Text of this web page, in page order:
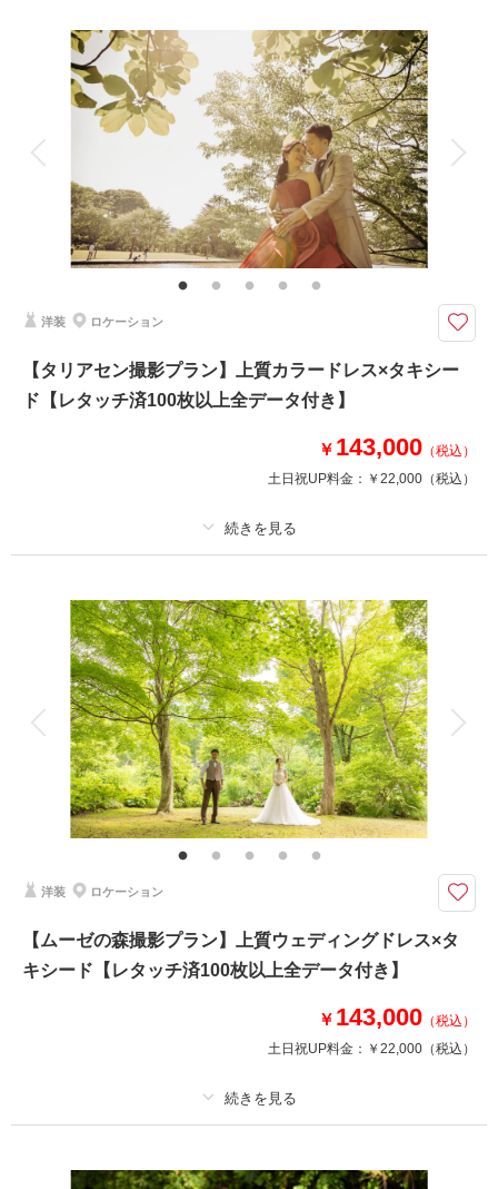
相談予約する
来店・オンライン
撮影日の空き
を確認する
撮影料 新婦衣装1着 新郎衣装1着
着付け ヘアメイク 小物一式
アルバム データ 100 カット 台紙付写真
衣装追加 会食 挙式
家族用衣装レンタル ペットと撮影
その他含むもの
ロケーション申請料金、ロケーション移動費
四季折々の魅力がつまったタリアセン。軽井沢の自然と触れながら思い出を
【プラン詳細（含まれるもの）】 写真撮影料/ 全データレタッチ納品 / ご
請
2022年6月24日
相談予約する
来店・オンライン
撮影日の空き
を確認する
洋装 ロケーション
【タリアセン撮影プラン】上質カラードレス×タキシー
ド【レタッチ済100枚以上全データ付き】
￥ 143,000 （税込）
土日祝UP料金： ￥22,000 （税込）
撮影料 新婦衣装1着 新郎衣装1着
着付け ヘアメイク 小物一式
アルバム データ 100 カット 台紙付写真
衣装追加 会食 挙式
家族と撮影 家族用衣装レンタル ペットと撮影
その他含むもの
ロケーション申請料金、ロケーション移動費
四季折々の魅力がつまったタリアセン。軽井沢の自然と触れながら思い出を
【プラン詳細（含まれるもの）】 写真撮影料/ 全データレタッチ納品 / ご
請
2024年6月10日
洋装 ロケーション
【ムーゼの森撮影プラン】上質ウェディングドレス×タ
キシード【レタッチ済100枚以上全データ付き】
￥ 143,000 （税込）
土日祝UP料金： ￥22,000 （税込）
撮影料 新婦衣装1着 新郎衣装1着